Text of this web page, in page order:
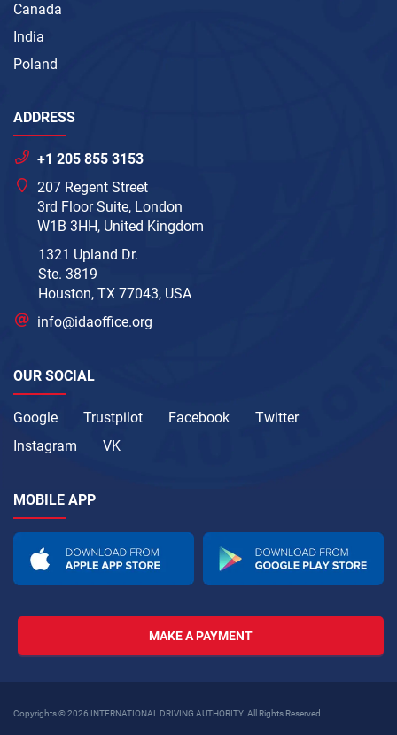
Canada
India
Poland
ADDRESS
+1 205 855 3153
207 Regent Street
3rd Floor Suite, London
W1B 3HH, United Kingdom
1321 Upland Dr.
Ste. 3819
Houston, TX 77043, USA
info@idaoffice.org
OUR SOCIAL
Google Trustpilot Facebook
Twitter
Instagram
VK
MOBILE APP
MAKE A PAYMENT
Copyrights © 2026 INTERNATIONAL DRIVING AUTHORITY. All Rights Reserved